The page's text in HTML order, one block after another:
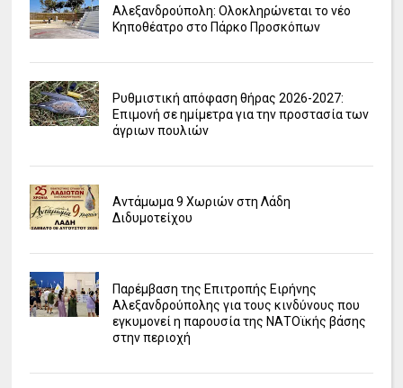
Αλεξανδρούπολη: Ολοκληρώνεται το νέο
Κηποθέατρο στο Πάρκο Προσκόπων
Ρυθμιστική απόφαση θήρας 2026-2027:
Επιμονή σε ημίμετρα για την προστασία των
άγριων πουλιών
Αντάμωμα 9 Χωριών στη Λάδη
Διδυμοτείχου
Παρέμβαση της Επιτροπής Ειρήνης
Αλεξανδρούπολης για τους κινδύνους που
εγκυμονεί η παρουσία της ΝΑΤΟϊκής βάσης
στην περιοχή